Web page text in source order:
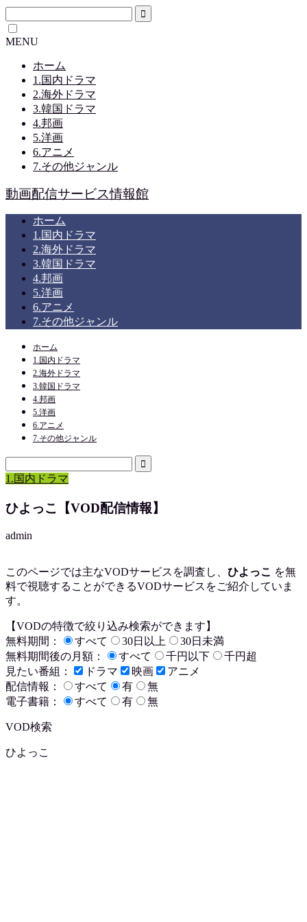
MENU
ホーム
1.国内ドラマ
2.海外ドラマ
3.韓国ドラマ
4.邦画
5.洋画
6.アニメ
7.その他ジャンル
動画配信サービス情報館
ホーム
1.国内ドラマ
2.海外ドラマ
3.韓国ドラマ
4.邦画
5.洋画
6.アニメ
7.その他ジャンル
ホーム
1.国内ドラマ
2.海外ドラマ
3.韓国ドラマ
4.邦画
5.洋画
6.アニメ
7.その他ジャンル
1.国内ドラマ
ひよっこ【VOD配信情報】
admin
このページでは主なVODサービスを調査し、 ひよっこ を無
料で視聴することができるVODサービスをご紹介していま
す。
【VODの特徴で絞り込み検索ができます】
無料期間：
すべて 30日以上
30日未満
無料期間後の月額：
すべて 千円以下
千円超
見たい番組：
ドラマ 映画
アニメ
配信情報：
すべて 有
無
電子書籍：
すべて 有 無
VOD検索
ひよっこ